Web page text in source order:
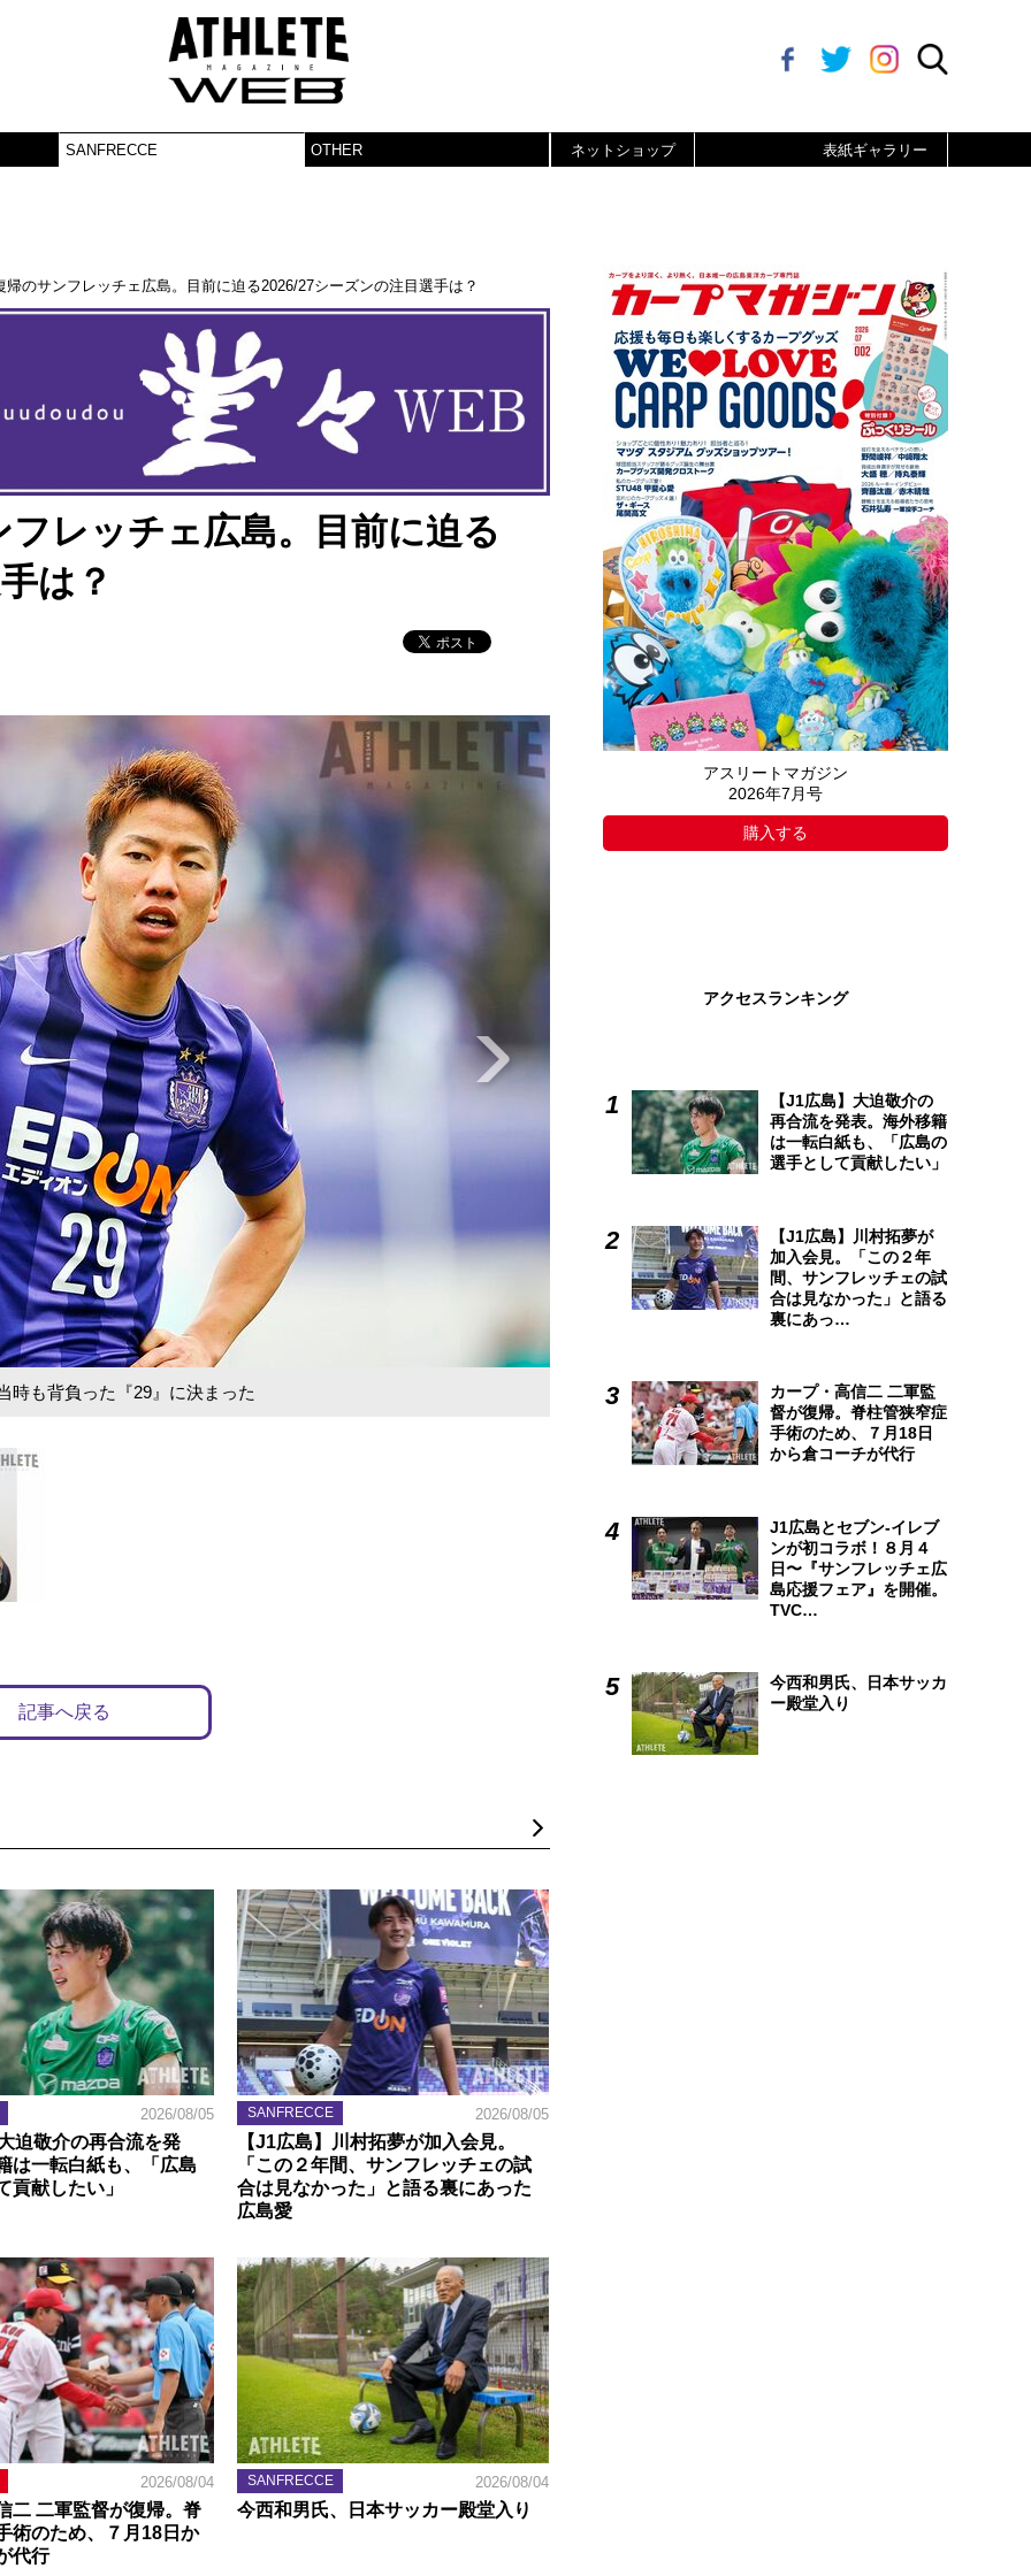
SANFRECCE OTHER ネットショップ 表紙ギャラリー
帰のサンフレッチェ広島。目前に迫る2026/27シーズンの注目選手は？
レッチェ広島。目前に迫る
は？
時も背負った『29』に決まった
記事へ戻る
2026/08/05
迫敬介の再合流を発
は一転白紙も、「広島
貢献したい」
SANFRECCE 2026/08/05
【J1広島】川村拓夢が加入会見。
「この２年間、サンフレッチェの試
合は見なかった」と語る裏にあった
広島愛
2026/08/04
二 二軍監督が復帰。脊
術のため、７月18日か
代行
SANFRECCE 2026/08/04
今西和男氏、日本サッカー殿堂入り
アスリートマガジン
2026年7月号
購入する
アクセスランキング
【J1広島】大迫敬介の
再合流を発表。海外移籍
は一転白紙も、「広島の
選手として貢献したい」
【J1広島】川村拓夢が
加入会見。「この２年
間、サンフレッチェの試
合は見なかった」と語る
裏にあっ…
カープ・高信二 二軍監
督が復帰。脊柱管狭窄症
手術のため、７月18日
から倉コーチが代行
J1広島とセブン-イレブ
ンが初コラボ！８月４
日〜『サンフレッチェ広
島応援フェア』を開催。
TVC…
今西和男氏、日本サッカ
ー殿堂入り